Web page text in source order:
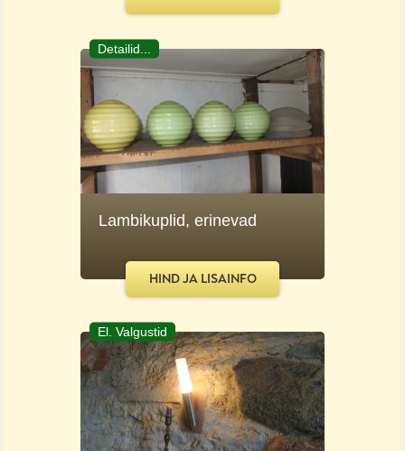
Detailid...
Lambikuplid, erinevad
HIND JA LISAINFO
El. Valgustid